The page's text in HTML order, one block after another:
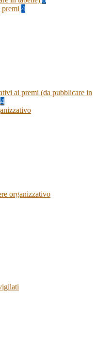
4
ai premi (da pubblicare in
4
organizzativo